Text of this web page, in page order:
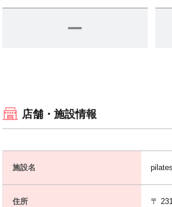
店舗・施設情報
施設名
住所 〒